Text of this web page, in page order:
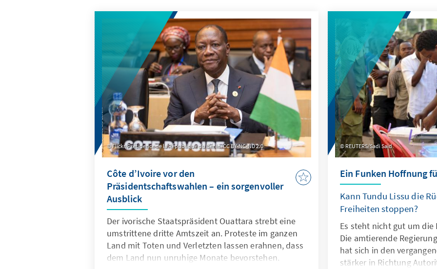
Flickr/Présidence de la République du Bénin/CC BY-NC-ND 2.0
Côte d’Ivoire vor den
Präsidentschaftswahlen – ein sorgenvoller
Ausblick
Der ivorische Staatspräsident Ouattara strebt eine
umstrittene dritte Amtszeit an. Proteste im ganzen
Land mit Toten und Verletzten lassen erahnen, dass
dem Land nun unruhige Monate bevorstehen.
REUTERS/Sadi Said
Ein Funken Hoffnung
Kann Tundu Lissu die
Freiheiten stoppen?
Es steht nicht gut um die
Die amtierende
hat sich in den
stärker in Richtung